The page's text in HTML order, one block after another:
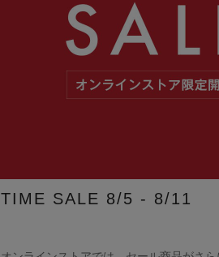
TIME SALE 8/5 - 8/11